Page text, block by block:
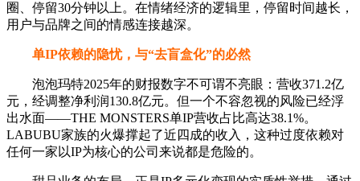
圈、停留30分钟以上。在情绪经济的逻辑里，停留时间越长，
用户与品牌之间的情感连接越深。
单IP依赖的隐忧，与“去盲盒化”的必然
泡泡玛特2025年的财报数字不可谓不亮眼：营收371.2亿
元，经调整净利润130.8亿元。但一个不容忽视的风险已经浮
出水面——THE MONSTERS单IP营收占比高达38.1%。
LABUBU家族的火爆撑起了近四成的收入，这种过度依赖对
任何一家以IP为核心的公司来说都是危险的。